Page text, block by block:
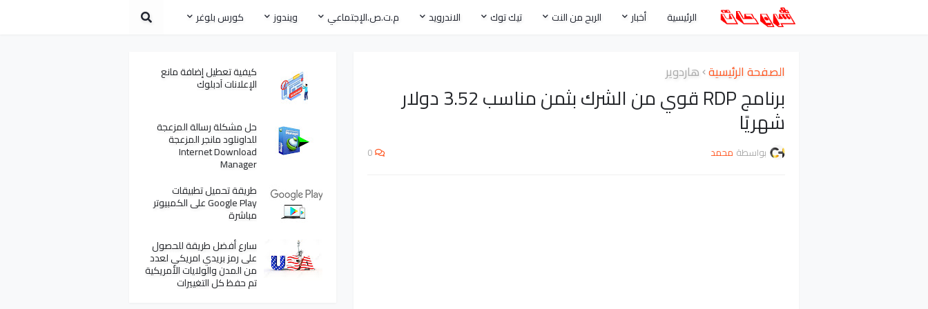
الرئيسية أخبار الربح من النت تيك توك الاندرويد م.ت.ص.الإجتماعي ويندوز كورس بلوغر
الصفحة الرئيسية هاردوير
برنامج RDP قوي من الشرك بثمن مناسب 3.52 دولار
شهريًا
بواسطة محمد 0
كيفية تعطيل إضافة مانع
الإعلانات آدبلوك
حل مشكلة رسالة المزعجة
للداونلود مانجر المزعجة
Internet Download
Manager
طريقة تحميل تطبيقات
Google Play على الكمبيوتر
مباشرة
سارع أفضل طريقة للحصول
على رمز بريدي امريكي لعدد
من المدن والولايات الأمريكية
تم حفظ كل التغييرات